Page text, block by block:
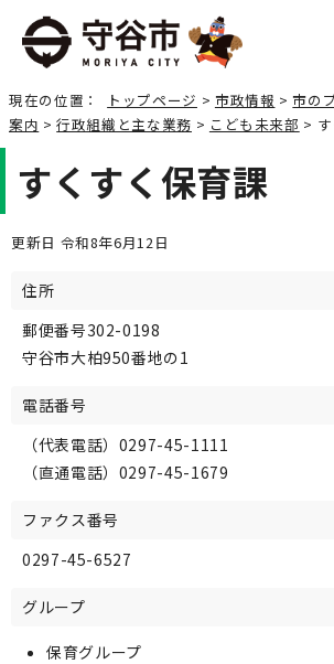
現在の位置： トップページ > 市政情報 >市の
案内 >行政組織と主な業務 > こども未来部 >
すくすく保育課
更新日 令和8年6月12日
住所
郵便番号302-0198
守谷市大柏950番地の1
電話番号
（代表電話）0297-45-1111
（直通電話）0297-45-1679
ファクス番号
0297-45-6527
グループ
保育グループ